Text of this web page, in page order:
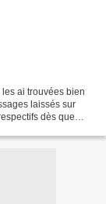
ai trouvées bien
laissés sur
dès que